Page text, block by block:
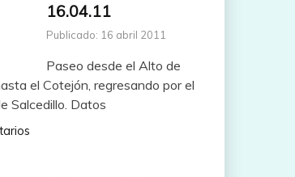
16.04.11
Publicado: 16 abril 2011
Paseo desde el Alto de
el Cotejón, regresando por el
Salcedillo. Datos